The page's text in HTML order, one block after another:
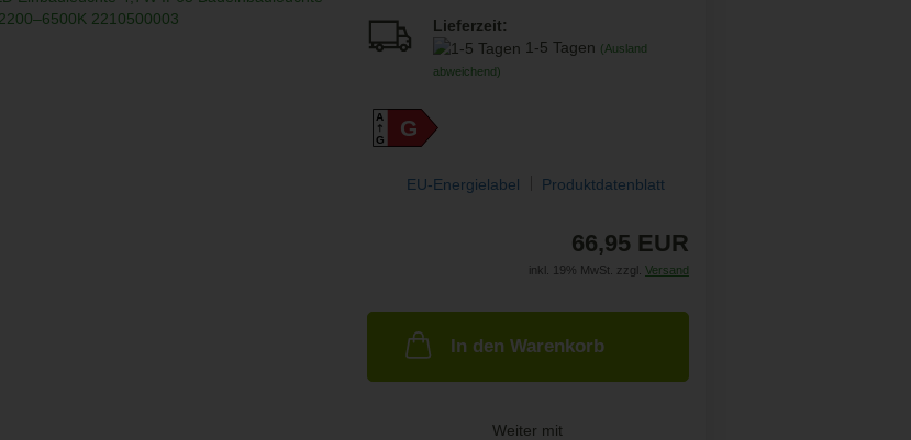
Lieferzeit:
1-5 Tagen (Ausland
abweichend)
A
GG
EU-Energielabel Produktdatenblatt
66,95 EUR
inkl. 19% MwSt. zzgl. Versand
In den Warenkorb
Weiter mit